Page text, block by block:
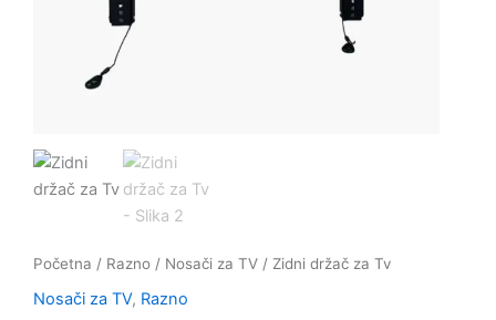
Početna / Razno / Nosači za TV / Zidni držač za Tv
Nosači za TV, Razno